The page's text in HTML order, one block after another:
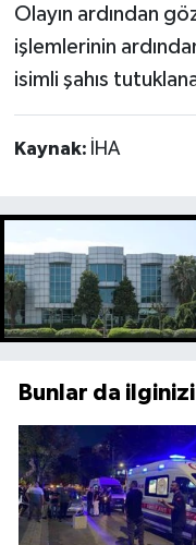
Olayın ardından
işlemlerinin
isimli şahıs
Kaynak: İHA
Bunlar da